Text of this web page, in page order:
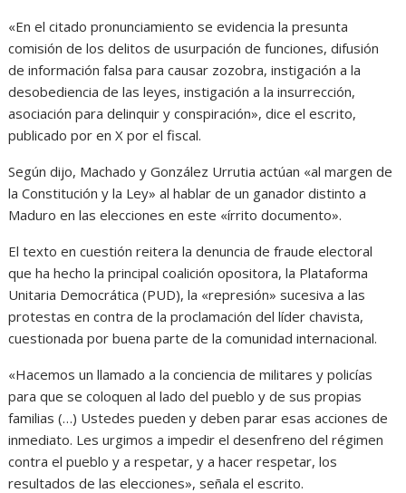
«En el citado pronunciamiento se evidencia la presunta
comisión de los delitos de usurpación de funciones, difusión
de información falsa para causar zozobra, instigación a la
desobediencia de las leyes, instigación a la insurrección,
asociación para delinquir y conspiración», dice el escrito,
publicado por en X por el fiscal.
Según dijo, Machado y González Urrutia actúan «al margen de
la Constitución y la Ley» al hablar de un ganador distinto a
Maduro en las elecciones en este «írrito documento».
El texto en cuestión reitera la denuncia de fraude electoral
que ha hecho la principal coalición opositora, la Plataforma
Unitaria Democrática (PUD), la «represión» sucesiva a las
protestas en contra de la proclamación del líder chavista,
cuestionada por buena parte de la comunidad internacional.
«Hacemos un llamado a la conciencia de militares y policías
para que se coloquen al lado del pueblo y de sus propias
familias (…) Ustedes pueden y deben parar esas acciones de
inmediato. Les urgimos a impedir el desenfreno del régimen
contra el pueblo y a respetar, y a hacer respetar, los
resultados de las elecciones», señala el escrito.